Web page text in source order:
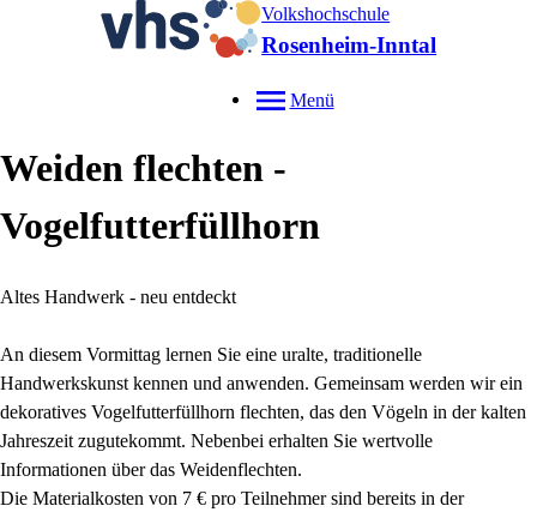
Volkshochschule
Rosenheim-Inntal
Menü
Weiden flechten -
Vogelfutterfüllhorn
Altes Handwerk - neu entdeckt
An diesem Vormittag lernen Sie eine uralte, traditionelle
Handwerkskunst kennen und anwenden. Gemeinsam werden wir ein
dekoratives Vogelfutterfüllhorn flechten, das den Vögeln in der kalten
Jahreszeit zugutekommt. Nebenbei erhalten Sie wertvolle
Informationen über das Weidenflechten.
Die Materialkosten von 7 € pro Teilnehmer sind bereits in der